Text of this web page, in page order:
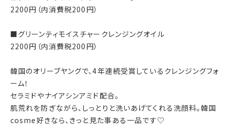
2200円（内消費税200円）
■グリーンティモイスチャークレンジングオイル
2200円（内消費税200円）
韓国のオリーブヤングで、4年連続受賞しているクレンジングフォ
ーム！
セラミドやナイアシンアミド配合。
肌荒れを防ぎながら、しっとりと洗いあげてくれる洗顔料。韓国
cosme好きなら、きっと見た事ある一品です♡